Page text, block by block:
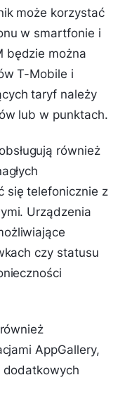
może korzystać
w smartfonie i
będzie można
T-Mobile i
taryf należy
lub w punktach.
również
się telefonicznie z
Urządzenia
czy statusu
AppGallery,
dodatkowych